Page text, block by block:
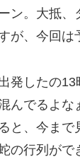
ン。大抵
が、今回は
発したの13
んでるよ
と、今ま
の行列がで